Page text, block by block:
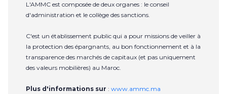
L'AMMC est composée de deux organes : le conseil
d'administration et le collège des sanctions.
C'est un établissement public qui a pour missions de veiller à
la protection des épargnants, au bon fonctionnement et à la
transparence des marchés de capitaux (et pas uniquement
des valeurs mobilières) au Maroc.
Plus d'informations sur : www.ammc.ma